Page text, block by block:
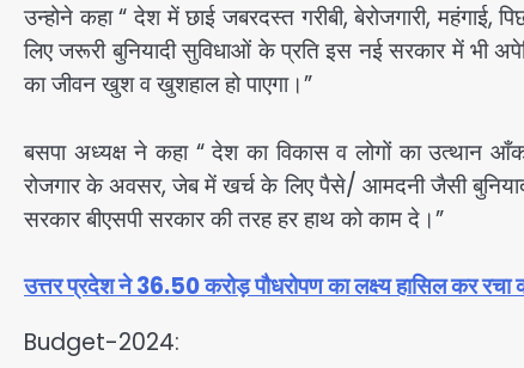
उन्होने कहा “ देश में छाई जबरदस्त गरीबी, बेरोजगारी,
लिए जरूरी बुनियादी सुविधाओं के प्रति इस नई सरकार में भी
का जीवन खुश व खुशहाल हो पाएगा।”
बसपा अध्यक्ष ने कहा “ देश का विकास व लोगों का उत्थान
रोजगार के अवसर, जेब में खर्च के लिए पैसे/ आमदनी जैसी
सरकार बीएसपी सरकार की तरह हर हाथ को काम दे।”
उत्तर प्रदेश ने 36.50 करोड़ पौधरोपण का लक्ष्य हासिल कर रचा
Budget-2024: